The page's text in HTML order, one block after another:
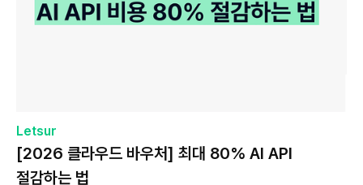
Letsur
[2026 클라우드 바우처] 최대 80% AI API
절감하는 법